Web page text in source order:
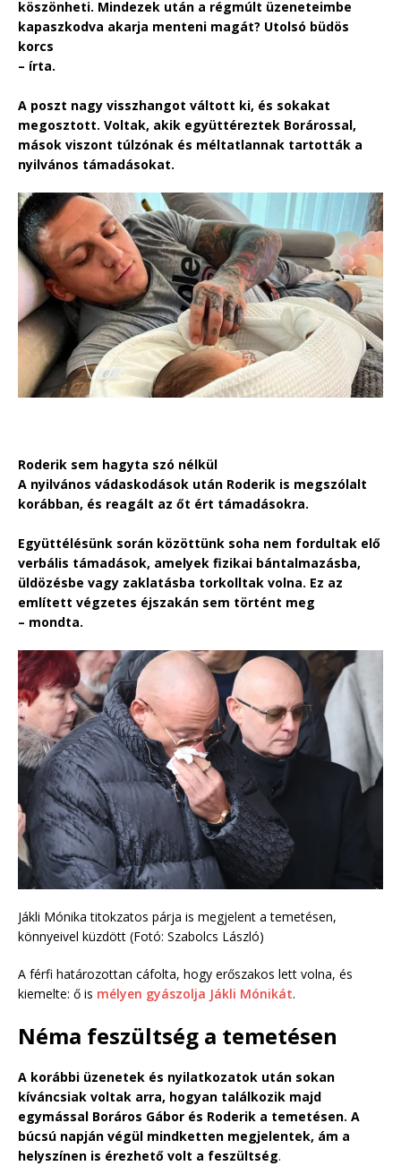
köszönheti. Mindezek után a régmúlt üzeneteimbe
kapaszkodva akarja menteni magát? Utolsó büdös
korcs
– írta.
A poszt nagy visszhangot váltott ki, és sokakat
megosztott. Voltak, akik együttéreztek Borárossal,
mások viszont túlzónak és méltatlannak tartották a
nyilvános támadásokat.
Roderik sem hagyta szó nélkül
A nyilvános vádaskodások után Roderik is megszólalt
korábban, és reagált az őt ért támadásokra.
Együttélésünk során közöttünk soha nem fordultak elő
verbális támadások, amelyek fizikai bántalmazásba,
üldözésbe vagy zaklatásba torkolltak volna. Ez az
említett végzetes éjszakán sem történt meg
– mondta.
Jákli Mónika titokzatos párja is megjelent a temetésen,
könnyeivel küzdött (Fotó: Szabolcs László)
A férfi határozottan cáfolta, hogy erőszakos lett volna, és
kiemelte: ő is mélyen gyászolja Jákli Mónikát.
Néma feszültség a temetésen
A korábbi üzenetek és nyilatkozatok után sokan
kíváncsiak voltak arra, hogyan találkozik majd
egymással Boráros Gábor és Roderik a temetésen. A
búcsú napján végül mindketten megjelentek, ám a
helyszínen is érezhető volt a feszültség.